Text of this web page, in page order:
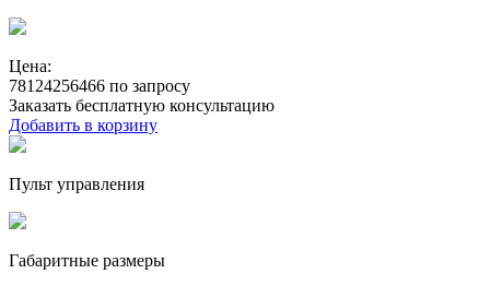
Цена:
78124256466 по запросу
Заказать бесплатную консультацию
Добавить в корзину
Пульт управления
Габаритные размеры